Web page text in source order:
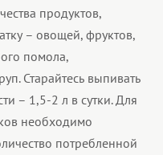
продуктов,
– овощей, фруктов,
помола,
Старайтесь выпивать
– 1,5-2 л в сутки. Для
необходимо
потребленной